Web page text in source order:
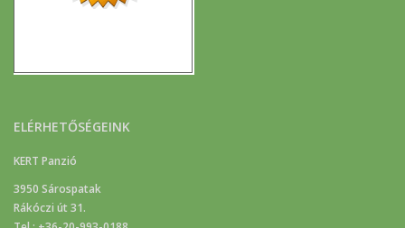
ELÉRHETŐSÉGEINK
KERT Panzió
3950 Sárospatak
Rákóczi út 31.